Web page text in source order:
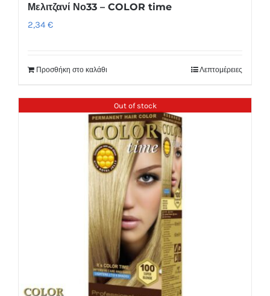
Μελιτζανί Νο33 – COLOR time
2,34 €
Προσθήκη στο καλάθι Λεπτομέρειες
Out of stock